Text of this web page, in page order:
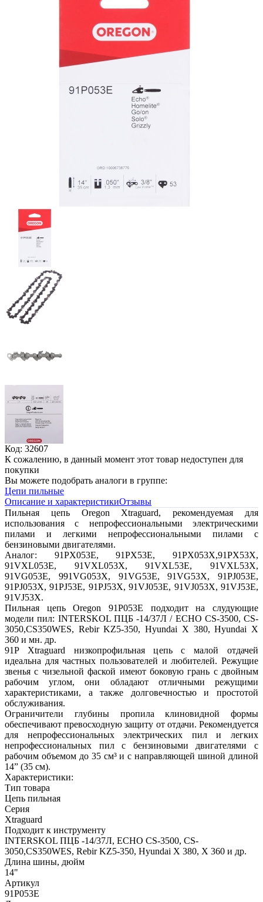
Код: 32607
К сожалению, в данный момент этот товар недоступен для
покупки
Вы можете подобрать аналоги в группе:
Цепи пильные
Описание и характеристикиОтзывы
Пильная цепь Oregon Xtraguard, рекомендуемая для
использования с непрофессиональными электрическими
пилами и легкими непрофессиональными пилами с
бензиновыми двигателями.
Аналог: 91PX053E, 91PX53E, 91PX053X,91PX53X,
91VXL053E, 91VXL053X, 91VXL53E, 91VXL53X,
91VG053E, 991VG053X, 91VG53E, 91VG53X, 91PJ053E,
91PJ053X, 91PJ53E, 91PJ53X, 91VJ053E, 91VJ053X, 91VJ53E,
91VJ53X.
Пильная цепь Oregon 91P053E подходит на слудующие
модели пил: INTERSKOL ПЦБ -14/37Л / ECHO CS-3500, CS-
3050,CS350WES, Rebir KZ5-350, Hyundai Х 380, Hyundai Х
360 и мн. др.
91P Xtraguard низкопрофильная цепь с малой отдачей
идеальна для частных пользователей и любителей. Режущие
звенья с чизельной фаской имеют боковую грань с двойным
рабочим углом, они обладают отличными режущими
характеристиками, а также долговечностью и простотой
обслуживания.
Ограничители глубины пропила клиновидной формы
обеспечивают превосходную защиту от отдачи. Рекомендуется
для непрофессиональных электрических пил и легких
непрофессиональных пил с бензиновыми двигателями с
рабочим объемом до 35 см³ и с направляющей шиной длиной
14” (35 см).
Характеристики:
Тип товара
Цепь пильная
Серия
Xtraguard
Подходит к инструменту
INTERSKOL ПЦБ -14/37Л, ECHO CS-3500, CS-
3050,CS350WES, Rebir KZ5-350, Hyundai Х 380, Х 360 и др.
Длина шины, дюйм
14"
Артикул
91P053E